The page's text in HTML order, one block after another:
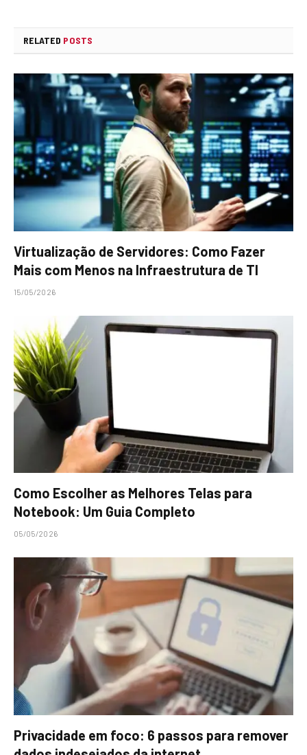
RELATED POSTS
Virtualização de Servidores: Como Fazer
Mais com Menos na Infraestrutura de TI
15/05/2026
Como Escolher as Melhores Telas para
Notebook: Um Guia Completo
05/05/2026
Privacidade em foco: 6 passos para remover